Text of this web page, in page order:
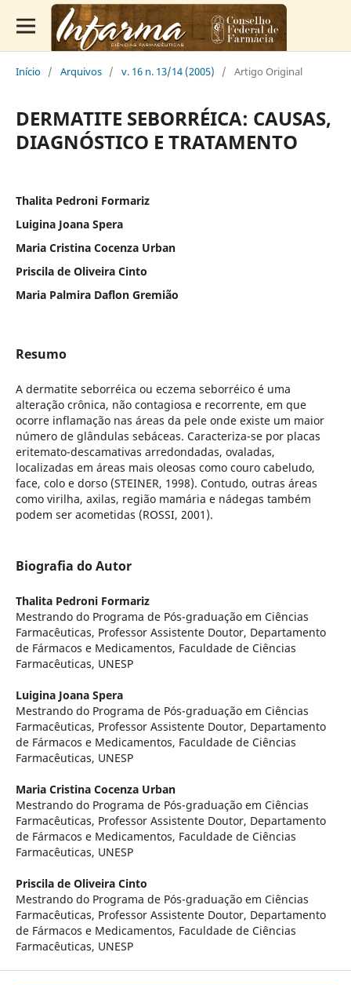
Início / Arquivos / v. 16 n. 13/14 (2005) / Artigo Original
DERMATITE SEBORRÉICA: CAUSAS,
DIAGNÓSTICO E TRATAMENTO
Thalita Pedroni Formariz
Luigina Joana Spera
Maria Cristina Cocenza Urban
Priscila de Oliveira Cinto
Maria Palmira Daflon Gremião
Resumo
A dermatite seborréica ou eczema seborréico é uma
alteração crônica, não contagiosa e recorrente, em que
ocorre inflamação nas áreas da pele onde existe um maior
número de glândulas sebáceas. Caracteriza-se por placas
eritemato-descamativas arredondadas, ovaladas,
localizadas em áreas mais oleosas como couro cabeludo,
face, colo e dorso (STEINER, 1998). Contudo, outras áreas
como virilha, axilas, região mamária e nádegas também
podem ser acometidas (ROSSI, 2001).
Biografia do Autor
Thalita Pedroni Formariz
Mestrando do Programa de Pós-graduação em Ciências
Farmacêuticas, Professor Assistente Doutor, Departamento
de Fármacos e Medicamentos, Faculdade de Ciências
Farmacêuticas, UNESP
Luigina Joana Spera
Mestrando do Programa de Pós-graduação em Ciências
Farmacêuticas, Professor Assistente Doutor, Departamento
de Fármacos e Medicamentos, Faculdade de Ciências
Farmacêuticas, UNESP
Maria Cristina Cocenza Urban
Mestrando do Programa de Pós-graduação em Ciências
Farmacêuticas, Professor Assistente Doutor, Departamento
de Fármacos e Medicamentos, Faculdade de Ciências
Farmacêuticas, UNESP
Priscila de Oliveira Cinto
Mestrando do Programa de Pós-graduação em Ciências
Farmacêuticas, Professor Assistente Doutor, Departamento
de Fármacos e Medicamentos, Faculdade de Ciências
Farmacêuticas, UNESP